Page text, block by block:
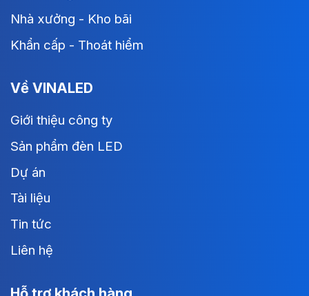
Nhà xưởng - Kho bãi
Khẩn cấp - Thoát hiểm
Về VINALED
Giới thiệu công ty
Sản phẩm đèn LED
Dự án
Tài liệu
Tin tức
Liên hệ